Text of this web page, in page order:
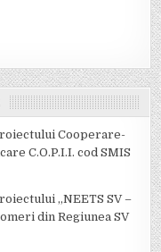
Cooperare-
C.O.P.I.I. cod SMIS
„NEETS SV –
din Regiunea SV